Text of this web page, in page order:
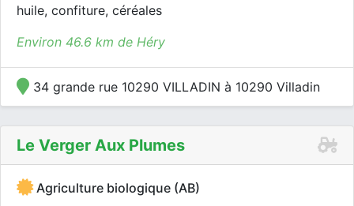
huile, confiture, céréales
Environ 46.6 km de Héry
34 grande rue 10290 VILLADIN à 10290 Villadin
Le Verger Aux Plumes
Agriculture biologique (AB)